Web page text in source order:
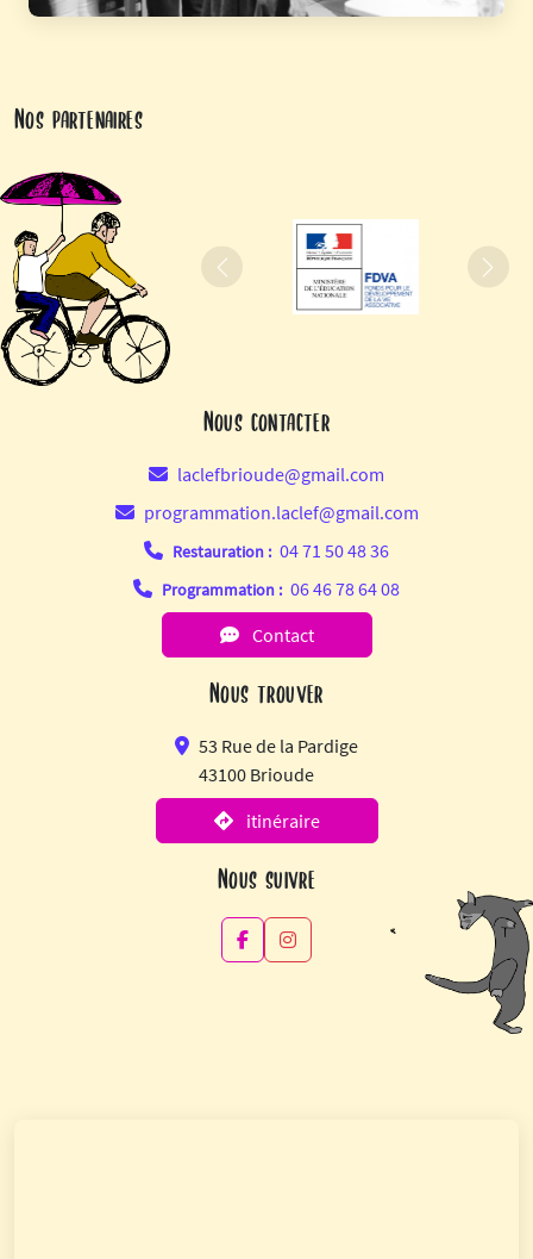
Nos partenaires
Précédent
Nous contacter
laclefbrioude@gmail.com
programmation.laclef@gmail.com
Restauration : 04 71 50 48 36
Programmation : 06 46 78 64 08
Contact
Nous trouver
53 Rue de la Pardige
43100 Brioude
itinéraire
Nous suivre